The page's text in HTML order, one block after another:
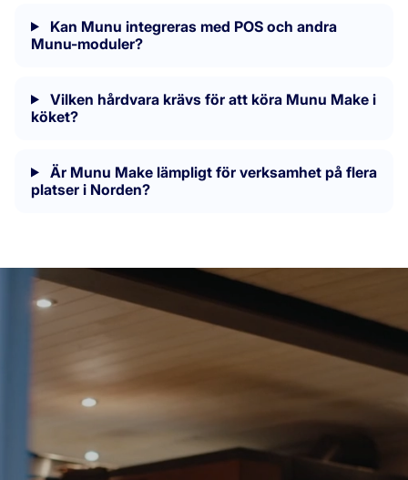
Kan Munu integreras med POS och andra
Munu-moduler?
Vilken hårdvara krävs för att köra Munu Make i
köket?
Är Munu Make lämpligt för verksamhet på flera
platser i Norden?